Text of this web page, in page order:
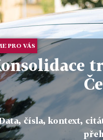
PRO VÁS
čísla, kontext,